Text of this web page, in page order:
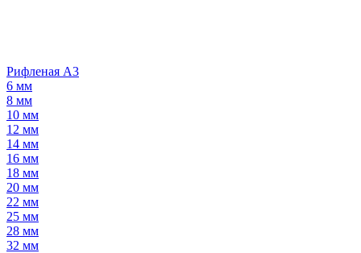
Рифленая А3
6 мм
8 мм
10 мм
12 мм
14 мм
16 мм
18 мм
20 мм
22 мм
25 мм
28 мм
32 мм